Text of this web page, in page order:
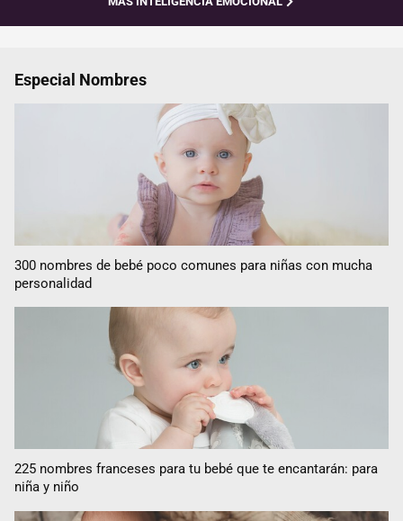
Especial Nombres
300 nombres de bebé poco comunes para niñas con mucha
personalidad
225 nombres franceses para tu bebé que te encantarán: para
niña y niño